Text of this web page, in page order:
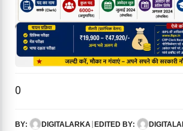
0
BY: DIGITALARKA EDITED BY: